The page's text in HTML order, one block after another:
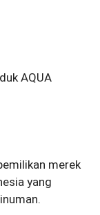
AQUA
merek
yang